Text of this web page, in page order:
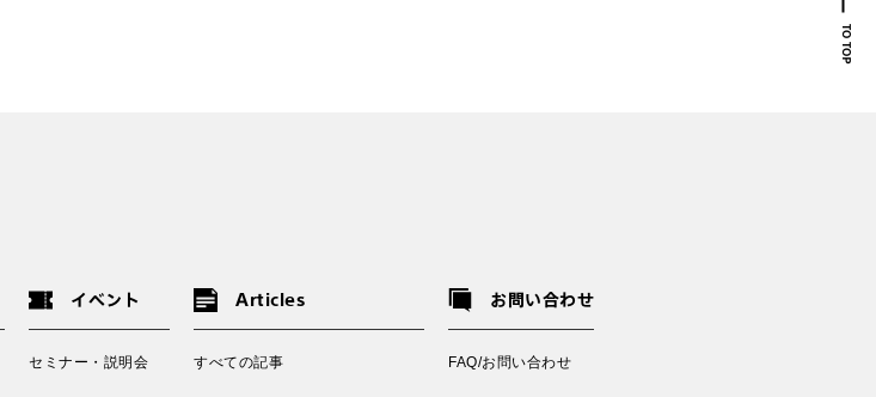
イベント
セミナー・説明会
Articles
すべての記事
お問い合わせ
FAQ/お問い合わせ